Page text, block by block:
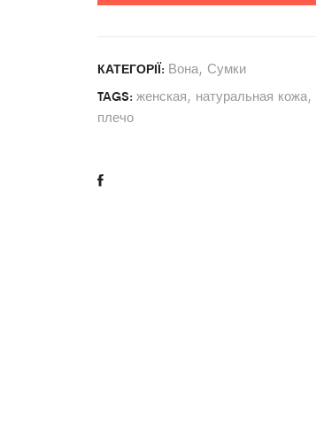
КАТЕГОРІЇ: Вона, Сумки
TAGS: женская, натуральная кожа,
плечо